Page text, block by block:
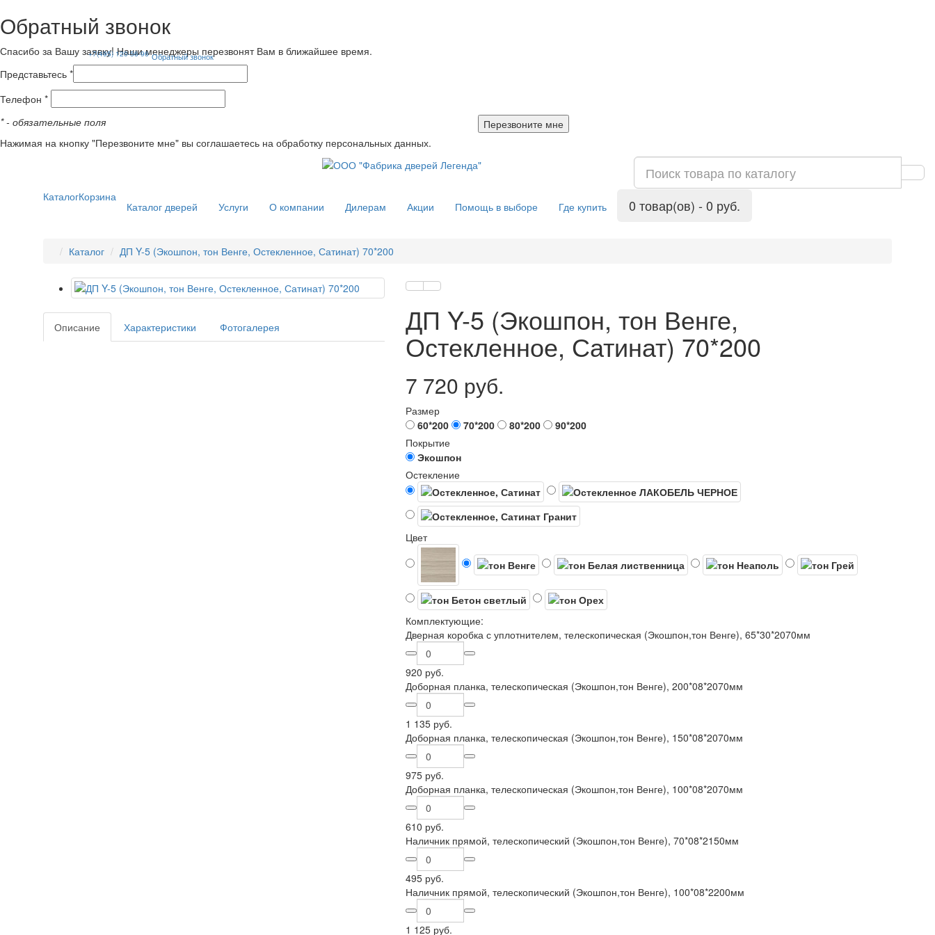
+7(495) 120-56-96 Обратный звонок
Обратный звонок
Спасибо за Вашу заявку! Наши менеджеры перезвонят Вам в ближайшее время.
Представьтесь *
Телефон *
*- обязательные поля
Нажимая на кнопку "Перезвоните мне" вы соглашаетесь на обработку персональных данных.
КаталогКорзина
Каталог дверей Услуги О компании Дилерам Акции Помощь в выборе Где купить 0 товар(ов) - 0 руб.
Каталог ДП Y-5 (Экошпон, тон Венге, Остекленное, Сатинат) 70*200
Описание Характеристики Фотогалерея ДП Y-5 (Экошпон, тон Венге,
Остекленное, Сатинат) 70*200
7 720 руб.
Размер
60*200
70*200 80*200
90*200
Покрытие
Экошпон
Остекление
Цвет
Комплектующие:
Дверная коробка с уплотнителем, телескопическая (Экошпон,тон Венге), 65*30*2070мм
920 руб.
Доборная планка, телескопическая (Экошпон,тон Венге), 200*08*2070мм
1 135 руб.
Доборная планка, телескопическая (Экошпон,тон Венге), 150*08*2070мм
975 руб.
Доборная планка, телескопическая (Экошпон,тон Венге), 100*08*2070мм
610 руб.
Наличник прямой, телескопический (Экошпон,тон Венге), 70*08*2150мм
495 руб.
Наличник прямой, телескопический (Экошпон,тон Венге), 100*08*2200мм
1 125 руб.